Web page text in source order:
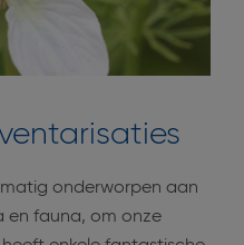
onderworpen aan
en fauna, om onze